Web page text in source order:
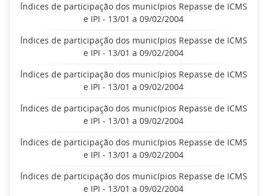
Índices de participação dos municípios Repasse de ICMS
e IPI - 13/01 a 09/02/2004
Índices de participação dos municípios Repasse de ICMS
e IPI - 13/01 a 09/02/2004
Índices de participação dos municípios Repasse de ICMS
e IPI - 13/01 a 09/02/2004
Índices de participação dos municípios Repasse de ICMS
e IPI - 13/01 a 09/02/2004
Índices de participação dos municípios Repasse de ICMS
e IPI - 13/01 a 09/02/2004
Índices de participação dos municípios Repasse de ICMS
e IPI - 13/01 a 09/02/2004